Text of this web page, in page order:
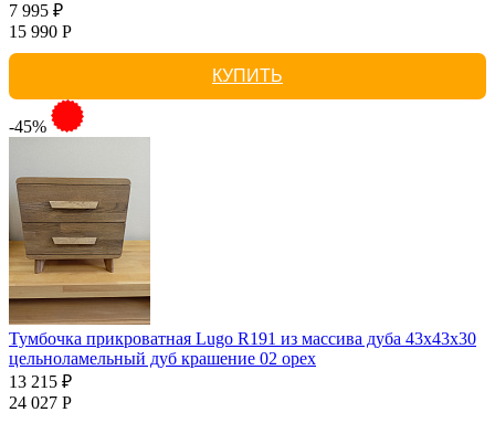
7 995 ₽
15 990 Р
КУПИТЬ
-45%
Тумбочка прикроватная Lugo R191 из массива дуба 43х43х30
цельноламельный дуб крашение 02 орех
13 215 ₽
24 027 Р